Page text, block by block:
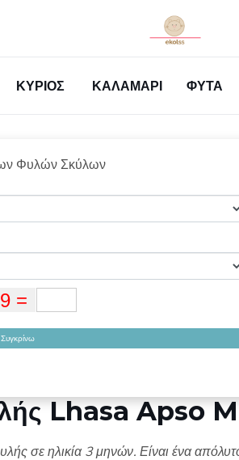
ΚΎΡΙΟΣ ΚΑΛΑΜΆΡΙ ΦΥΤΆ
Φυλών Σκύλων
Συγκρίνω
Lhasa Apso
σε ηλικία 3 μηνών. Είναι ένα